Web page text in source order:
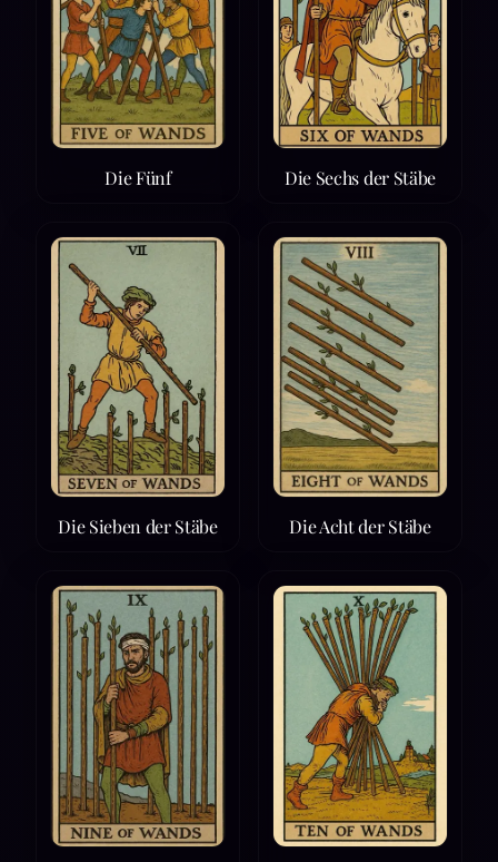
Die Fünf Die Sechs der Stäbe
Die Sieben der Stäbe Die Acht der Stäbe